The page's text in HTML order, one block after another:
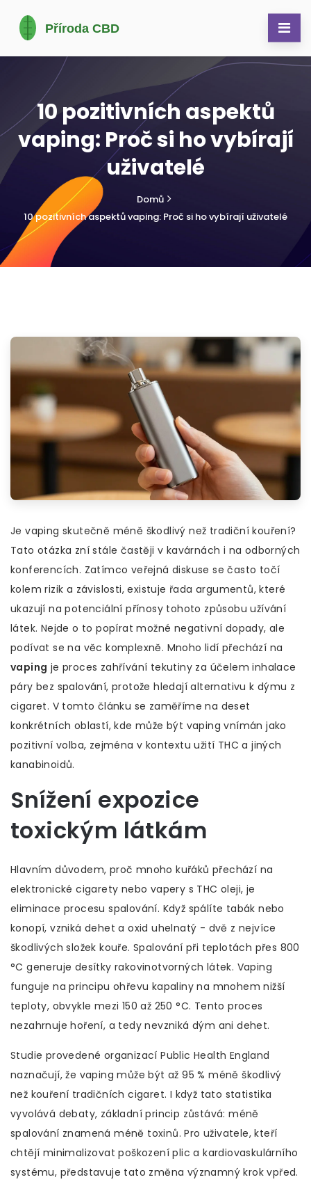
10 pozitivních aspektů
vaping: Proč si ho vybírají
uživatelé
Domů
10 pozitivních aspektů vaping: Proč si ho vybírají uživatelé
Je vaping skutečně méně škodlivý než tradiční kouření?
Tato otázka zní stále častěji v kavárnách i na odborných
konferencích. Zatímco veřejná diskuse se často točí
kolem rizik a závislosti, existuje řada argumentů, které
ukazují na potenciální přínosy tohoto způsobu užívání
látek. Nejde o to popírat možné negativní dopady, ale
podívat se na věc komplexně. Mnoho lidí přechází na
vaping jeproces zahřívání tekutiny za účelem inhalace
páry bez spalování, protože hledají alternativu k dýmu z
cigaret. V tomto článku se zaměříme na deset
konkrétních oblastí, kde může být vaping vnímán jako
pozitivní volba, zejména v kontextu užití THC a jiných
kanabinoidů.
Snížení expozice
toxickým látkám
Hlavním důvodem, proč mnoho kuřáků přechází na
elektronické cigarety nebo vapery s THC oleji, je
eliminace procesu spalování. Když spálíte tabák nebo
konopí, vzniká dehet a oxid uhelnatý - dvě z nejvíce
škodlivých složek kouře. Spalování při teplotách přes 800
°C generuje desítky rakovinotvorných látek. Vaping
funguje na principu ohřevu kapaliny na mnohem nižší
teploty, obvykle mezi 150 až 250 °C. Tento proces
nezahrnuje hoření, a tedy nevzniká dým ani dehet.
Studie provedené organizací Public Health England
naznačují, že vaping může být až 95 % méně škodlivý
než kouření tradičních cigaret. I když tato statistika
vyvolává debaty, základní princip zůstává: méně
spalování znamená méně toxinů. Pro uživatele, kteří
chtějí minimalizovat poškození plic a kardiovaskulárního
systému, představuje tato změna významný krok vpřed.